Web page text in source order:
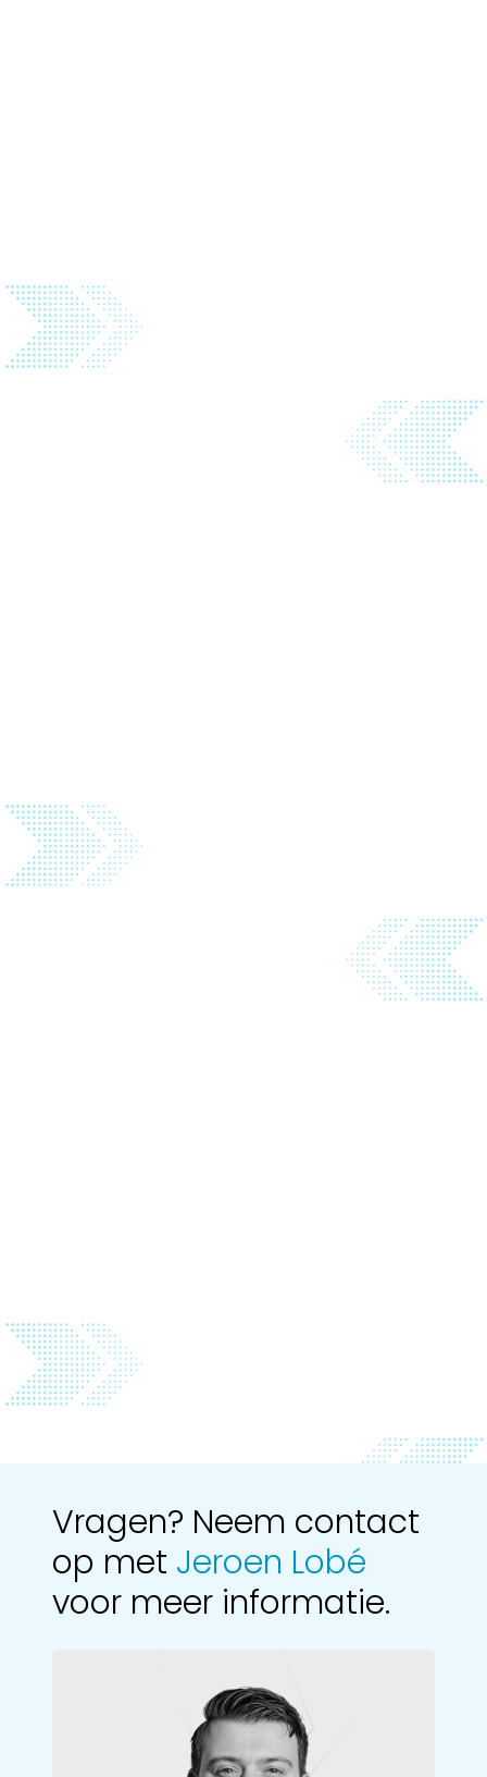
Vragen? Neem contact
op met Jeroen Lobé
voor meer informatie.